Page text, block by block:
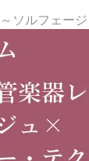
ソルフェー